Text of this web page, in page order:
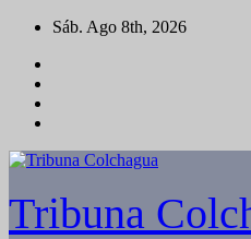
Saltar
contenido
Sáb. Ago 8th, 2026
Tribuna